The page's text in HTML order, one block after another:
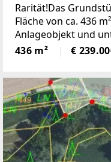
Rarität!Das
Fläche von ca. 436
Anlageobjekt und
Grundstück befindet
Zone mit
436 m² €